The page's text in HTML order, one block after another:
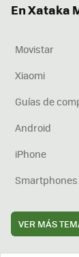
En Xataka
Movistar
Xiaomi
Guías de
Android
iPhone
Smartphones
VER MÁS